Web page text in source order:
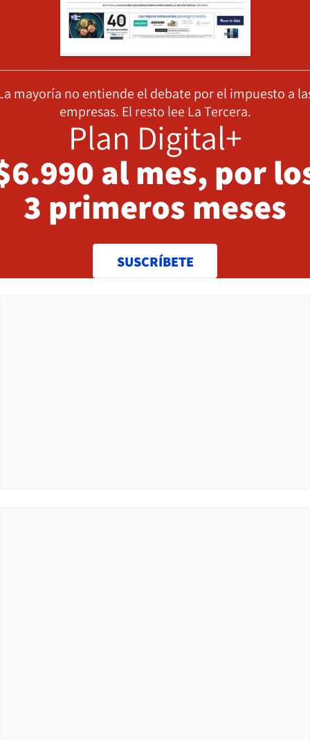
mayoría no entiende el debate por el impuesto a
empresas. El resto lee La Tercera.
Plan Digital+
al mes, por
3 primeros meses
SUSCRÍBETE